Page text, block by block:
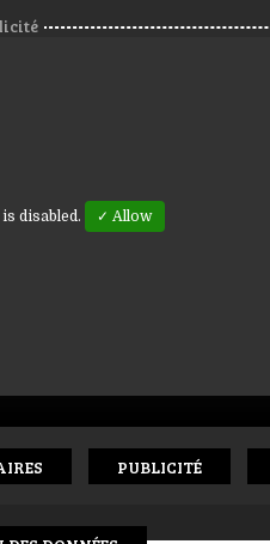
disabled. ✓ Allow
PUBLICITÉ